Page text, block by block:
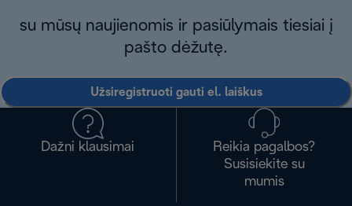
su mūsų naujienomis ir pasiūlymais tiesiai į
pašto dėžutę.
Užsiregistruoti gauti el. laiškus
Dažni klausimai
Reikia pagalbos?
Susisiekite su
mumis